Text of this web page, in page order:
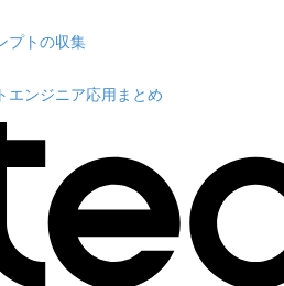
プトの収集
エンジニア応用まとめ